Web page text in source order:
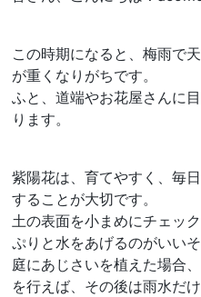
この時期になると、梅雨で
が重くなりがちです。
ふと、道端やお花屋さんに
ります。
紫陽花は、育てやすく、毎
することが大切です。
土の表面を小まめにチェッ
ぷりと水をあげるのがいいそ
庭にあじさいを植えた場合
を行えば、その後は雨水だ